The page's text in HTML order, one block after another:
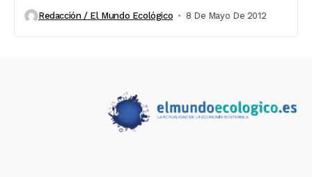
Redacción / El Mundo Ecológico 8 De Mayo De 2012